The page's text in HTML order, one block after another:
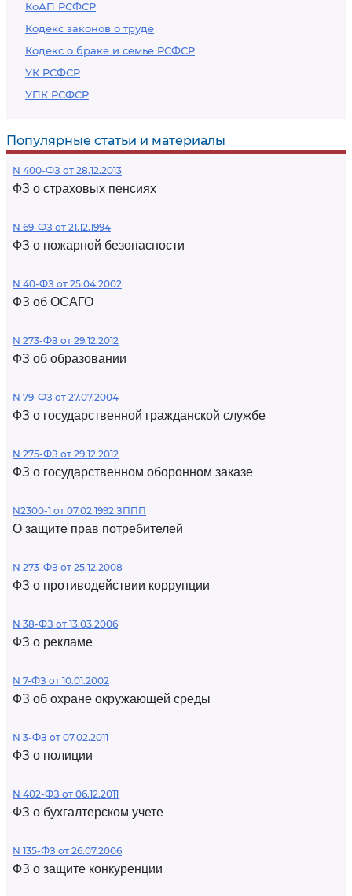
КоАП РСФСР
Кодекс законов о труде
Кодекс о браке и семье РСФСР
УК РСФСР
УПК РСФСР
Популярные статьи и материалы
N 400-ФЗ от 28.12.2013
ФЗ о страховых пенсиях
N 69-ФЗ от 21.12.1994
ФЗ о пожарной безопасности
N 40-ФЗ от 25.04.2002
ФЗ об ОСАГО
N 273-ФЗ от 29.12.2012
ФЗ об образовании
N 79-ФЗ от 27.07.2004
ФЗ о государственной гражданской службе
N 275-ФЗ от 29.12.2012
ФЗ о государственном оборонном заказе
N2300-1 от 07.02.1992 ЗППП
О защите прав потребителей
N 273-ФЗ от 25.12.2008
ФЗ о противодействии коррупции
N 38-ФЗ от 13.03.2006
ФЗ о рекламе
N 7-ФЗ от 10.01.2002
ФЗ об охране окружающей среды
N 3-ФЗ от 07.02.2011
ФЗ о полиции
N 402-ФЗ от 06.12.2011
ФЗ о бухгалтерском учете
N 135-ФЗ от 26.07.2006
ФЗ о защите конкуренции